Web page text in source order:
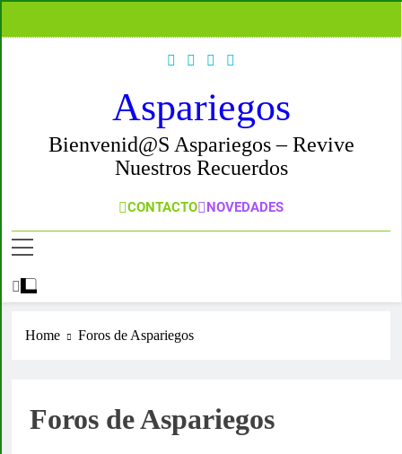
Aspariegos
Bienvenid@s Aspariegos – Revive
Nuestros Recuerdos
CONTACTO NOVEDADES
Home Foros de Aspariegos
Foros de Aspariegos